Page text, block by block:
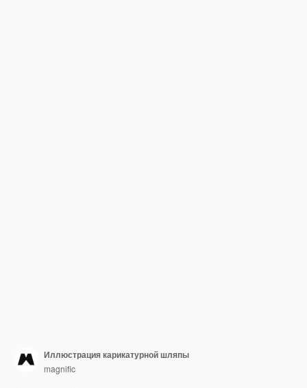
Иллюстрация карикатурной шляпы
magnific